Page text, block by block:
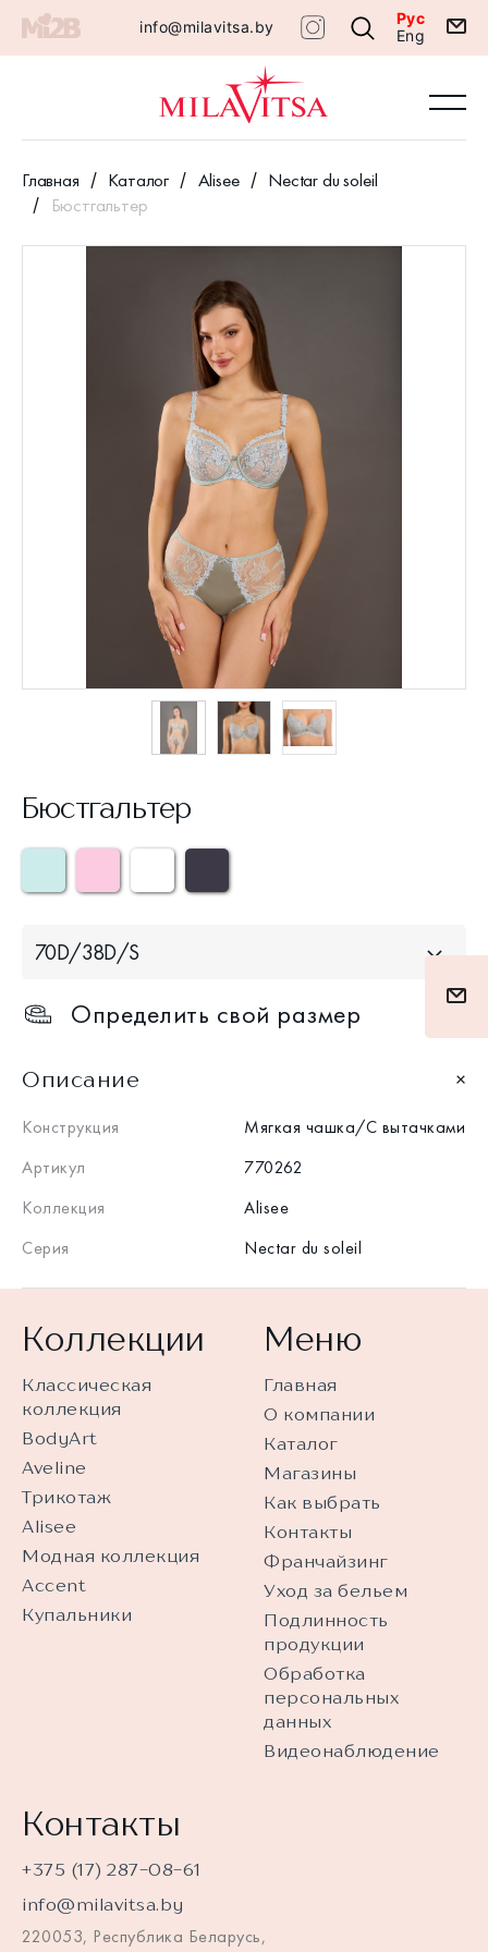
info@milavitsa.by
Рус
Eng
Главная Каталог Alisee
Nectar du soleil
Бюстгальтер
Бюстгальтер
70D/38D/S
Определить свой размер
Описание
Конструкция
Мягкая чашка/С вытачками
Артикул
770262
Коллекция
Alisee
Серия
Nectar du soleil
Коллекции
Классическая
коллекция
BodyArt
Aveline
Трикотаж
Alisee
Модная коллекция
Accent
Купальники
Меню
Главная
О компании
Каталог
Магазины
Как выбрать
Контакты
Франчайзинг
Уход за бельем
Подлинность
продукции
Обработка
персональных
данных
Видеонаблюдение
Контакты
+375 (17) 287-08-61
info@milavitsa.by
220053, Республика Беларусь,